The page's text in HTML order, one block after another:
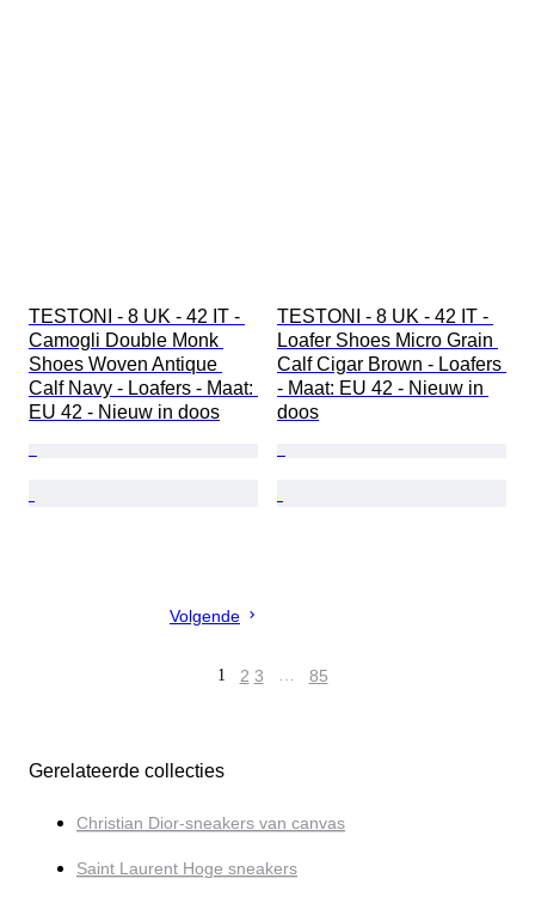
TESTONI - 8 UK - 42 IT -
Camogli Double Monk
Shoes Woven Antique
Calf Navy - Loafers - Maat:
EU 42 - Nieuw in doos
TESTONI - 8 UK - 42 IT -
Loafer Shoes Micro Grain
Calf Cigar Brown - Loafers
- Maat: EU 42 - Nieuw in
doos
Volgende
1 2 3 … 85
Gerelateerde collecties
Christian Dior-sneakers van canvas
Saint Laurent Hoge sneakers